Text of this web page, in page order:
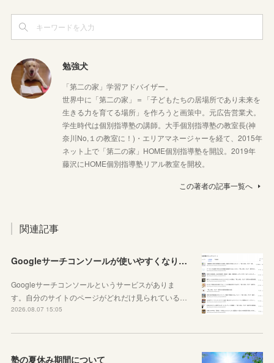
勉強犬
「第二の家」学習アドバイザー。
世界中に「第二の家」＝「子どもたちの居場所であり未来を
生きる力を育てる場所」を作ろうと画策中。元広告営業犬。
学生時代は個別指導塾の講師。大手個別指導塾の教室長(神
奈川No,１の教室に！)・エリアマネージャーを経て、2015年
ネット上で「第二の家」HOME個別指導塾を開設。2019年
藤沢にHOME個別指導塾リアル教室を開校。
この著者の記事一覧へ
関連記事
Googleサーチコンソールが使いやすくなりました！YouTubeも見れるように！
Googleサーチコンソールというサービスがありま
す。自分のサイトのページがどれだけ見られている…
2026.08.07 15:05
塾の夏休み期間について